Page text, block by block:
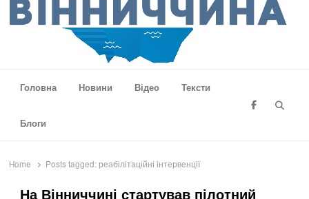
Головна
Новини Відео Тексти
Блоги
Home Posts tagged: реабілітаційні інтервенції
На Вінниччині стартував пілотний